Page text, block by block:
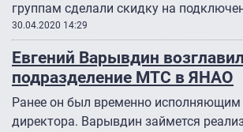
группам сделали скидку на
30.04.2020 14:29
Евгений Варывдин возглавил
подразделение МТС в ЯНАО
Ранее он был временно исполняющим
директора. Варывдин займется